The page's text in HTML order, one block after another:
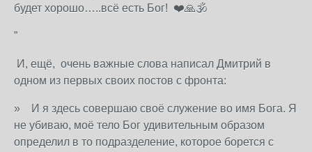
будет хорошо…..всё есть Бог! ❤️🙏🕉
”
И, ещё, очень важные слова написал Дмитрий в
одном из первых своих постов с фронта:
»
И я здесь совершаю своё служение во имя Бога. Я
не убиваю, моё тело Бог удивительным образом
определил в то подразделение, которое борется с